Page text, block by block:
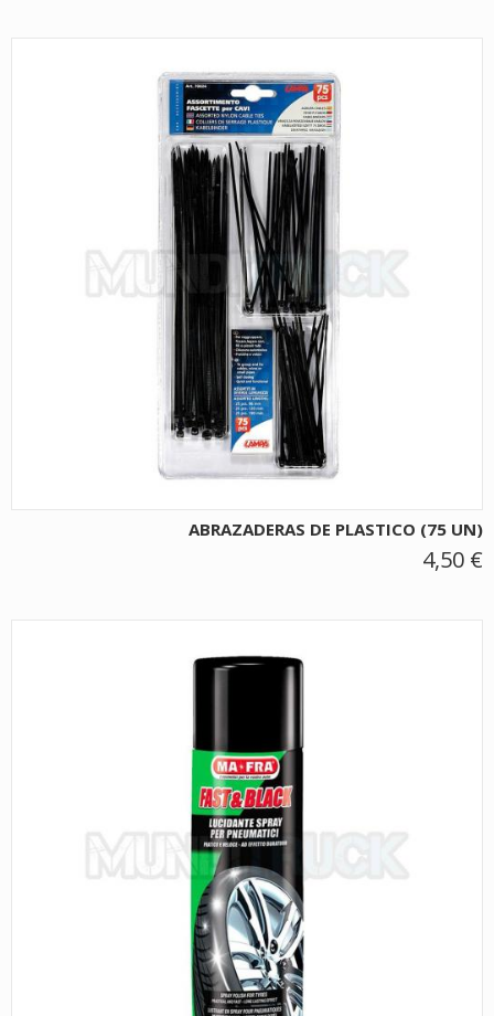
ABRAZADERAS DE PLASTICO (75 UN)
4,50 €